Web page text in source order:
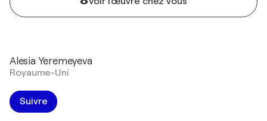
Alesia Yeremeyeva
Royaume-Uni
Suivre